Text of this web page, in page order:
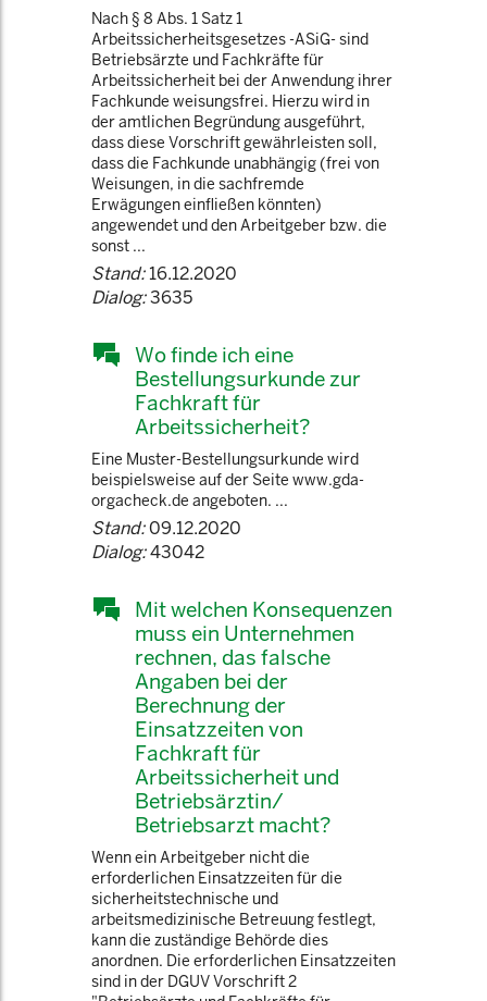
Nach § 8 Abs. 1 Satz 1
Arbeitssicherheitsgesetzes -ASiG- sind
Betriebsärzte und Fachkräfte für
Arbeitssicherheit bei der Anwendung ihrer
Fachkunde weisungsfrei. Hierzu wird in
der amtlichen Begründung ausgeführt,
dass diese Vorschrift gewährleisten soll,
dass die Fachkunde unabhängig (frei von
Weisungen, in die sachfremde
Erwägungen einfließen könnten)
angewendet und den Arbeitgeber bzw. die
sonst ...
Stand:16.12.2020
Dialog:3635
Wo finde ich eine
Bestellungsurkunde zur
Fachkraft für
Arbeitssicherheit?
Eine Muster-Bestellungsurkunde wird
beispielsweise auf der Seite www.gda-
orgacheck.de angeboten. ...
Stand:09.12.2020
Dialog:43042
Mit welchen Konsequenzen
muss ein Unternehmen
rechnen, das falsche
Angaben bei der
Berechnung der
Einsatzzeiten von
Fachkraft für
Arbeitssicherheit und
Betriebsärztin/
Betriebsarzt macht?
Wenn ein Arbeitgeber nicht die
erforderlichen Einsatzzeiten für die
sicherheitstechnische und
arbeitsmedizinische Betreuung festlegt,
kann die zuständige Behörde dies
anordnen. Die erforderlichen Einsatzzeiten
sind in der DGUV Vorschrift 2